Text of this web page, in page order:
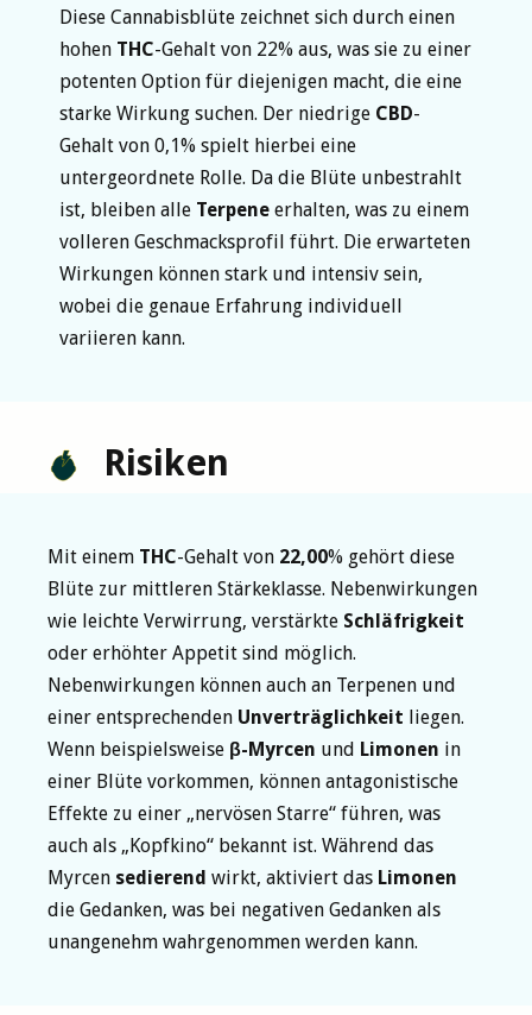
Diese Cannabisblüte zeichnet sich durch einen
hohen THC-Gehalt von 22% aus, was sie zu einer
potenten Option für diejenigen macht, die eine
starke Wirkung suchen. Der niedrige CBD-
Gehalt von 0,1% spielt hierbei eine
untergeordnete Rolle. Da die Blüte unbestrahlt
ist, bleiben alle Terpene erhalten, was zu einem
volleren Geschmacksprofil führt. Die erwarteten
Wirkungen können stark und intensiv sein,
wobei die genaue Erfahrung individuell
variieren kann.
Risiken
Mit einem THC-Gehalt von 22,00% gehört diese
Blüte zur mittleren Stärkeklasse. Nebenwirkungen
wie leichte Verwirrung, verstärkte Schläfrigkeit
oder erhöhter Appetit sind möglich.
Nebenwirkungen können auch an Terpenen und
einer entsprechenden Unverträglichkeit liegen.
Wenn beispielsweise β-Myrcen und Limonen in
einer Blüte vorkommen, können antagonistische
Effekte zu einer „nervösen Starre“ führen, was
auch als „Kopfkino“ bekannt ist. Während das
Myrcen sedierend wirkt, aktiviert das Limonen
die Gedanken, was bei negativen Gedanken als
unangenehm wahrgenommen werden kann.